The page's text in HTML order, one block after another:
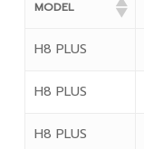
MODEL
H8 PLUS
H8 PLUS
H8 PLUS